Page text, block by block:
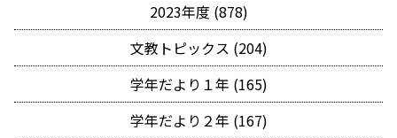
2023年度 (878)
文教トピックス (204)
学年だより１年 (165)
学年だより２年 (167)